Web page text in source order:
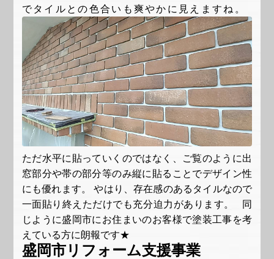
でタイルとの色合いも爽やかに見えますね。
ただ水平に貼っていくのではなく、ご覧のように出
窓部分や帯の部分等のみ縦に貼ることでデザイン性
にも優れます。 やはり、存在感のあるタイルなので
一面貼り終えただけでも充分迫力があります。 同
じように盛岡市にお住まいのお客様で塗装工事を考
えている方に朗報です★
盛岡市リフォーム支援事業